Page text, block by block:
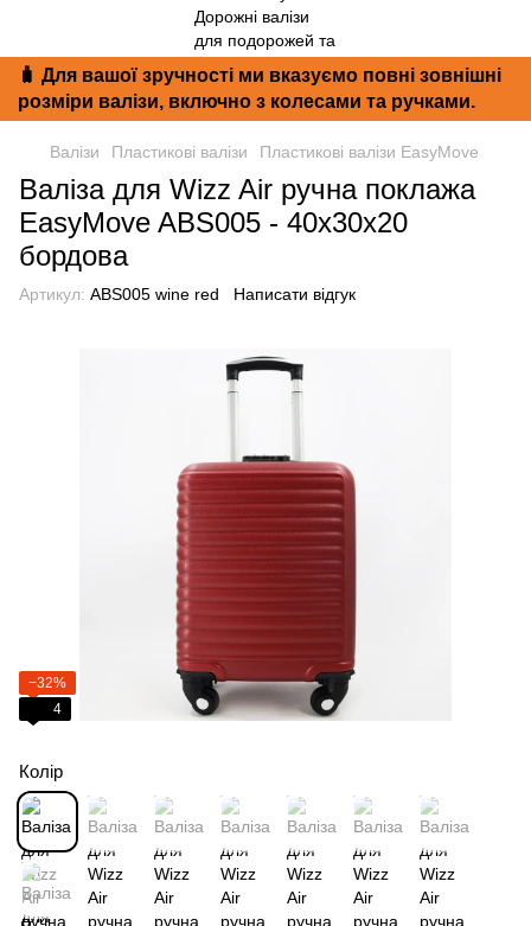
🧳 Для вашої зручності ми вказуємо повні зовнішні
розміри валізи, включно з колесами та ручками.
Валізи Пластикові валізи Пластикові валізи EasyMove
Валіза для Wizz Air ручна поклажа
EasyMove ABS005 - 40x30x20
бордова
Артикул: ABS005 wine red Написати відгук
−32%
4
Колір